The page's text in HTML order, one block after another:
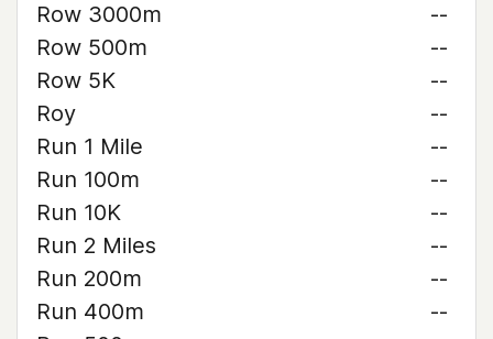
Row 3000m
--
Row 500m
--
Row 5K
--
Roy
--
Run 1 Mile
--
Run 100m
--
Run 10K
--
Run 2 Miles
--
Run 200m
--
Run 400m
--